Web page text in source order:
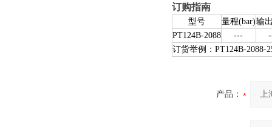
订购指南
型号 量程(bar)输
PT124B-2088
---
订货举例： PT124B-2088-
产品：